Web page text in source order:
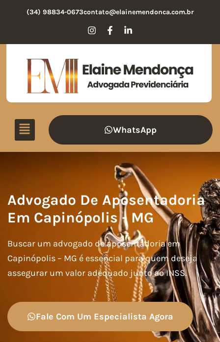
(34) 98834-0673contato@elainemendonca.com.br
WhatsApp
Advogado De Aposentadoria
Em Capinópolis - MG
Buscar um advogado de aposentadoria em
Capinópolis – MG é essencial para quem deseja
assegurar um valor adequado junto ao INSS.
Fale Com Um Especialista Agora